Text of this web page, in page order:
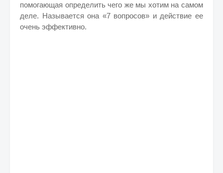
помогающая определить чего же мы хотим на самом
деле. Называется она «7 вопросов» и действие ее
очень эффективно.